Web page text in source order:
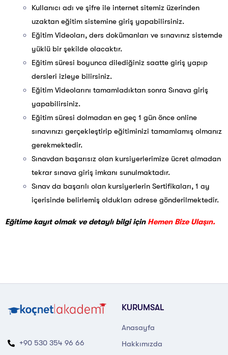
Kullanıcı adı ve şifre ile internet sitemiz üzerinden
uzaktan eğitim sistemine giriş yapabilirsiniz.
Eğitim Videoları, ders dokümanları ve sınavınız sistemde
yüklü bir şekilde olacaktır.
Eğitim süresi boyunca dilediğiniz saatte giriş yapıp
dersleri izleye bilirsiniz.
Eğitim Videolarını tamamladıktan sonra Sınava giriş
yapabilirsiniz.
Eğitim süresi dolmadan en geç 1 gün önce online
sınavınızı gerçekleştirip eğitiminizi tamamlamış olmanız
gerekmektedir.
Sınavdan başarısız olan kursiyerlerimize ücret almadan
tekrar sınava giriş imkanı sunulmaktadır.
Sınav da başarılı olan kursiyerlerin Sertifikaları, 1 ay
içerisinde belirlemiş oldukları adrese gönderilmektedir.
Eğitime kayıt olmak ve detaylı bilgi için Hemen Bize Ulaşın.
+90 530 354 96 66
KURUMSAL
Anasayfa
Hakkımızda